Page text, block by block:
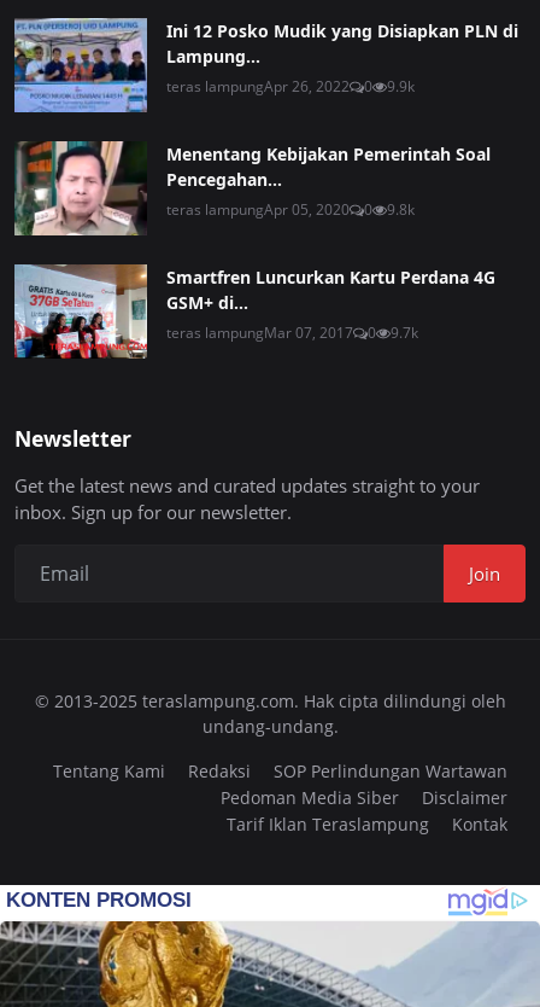
Ini 12 Posko Mudik yang Disiapkan PLN di
Lampung...
teras lampungApr 26, 2022 0 9.9k
Menentang Kebijakan Pemerintah Soal
Pencegahan...
teras lampungApr 05, 2020 0 9.8k
Smartfren Luncurkan Kartu Perdana 4G
GSM+ di...
teras lampungMar 07, 2017 0 9.7k
Newsletter
Get the latest news and curated updates straight to your
inbox. Sign up for our newsletter.
Join
© 2013-2025 teraslampung.com. Hak cipta dilindungi oleh
undang-undang.
Tentang Kami
Redaksi
SOP Perlindungan Wartawan
Pedoman Media Siber
Disclaimer
Tarif Iklan Teraslampung
Kontak